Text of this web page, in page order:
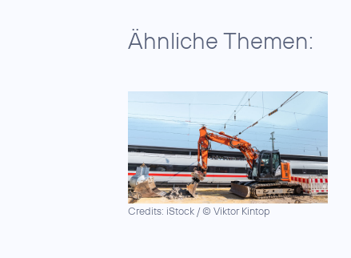
Ähnliche Themen:
Credits: iStock / © Viktor Kintop